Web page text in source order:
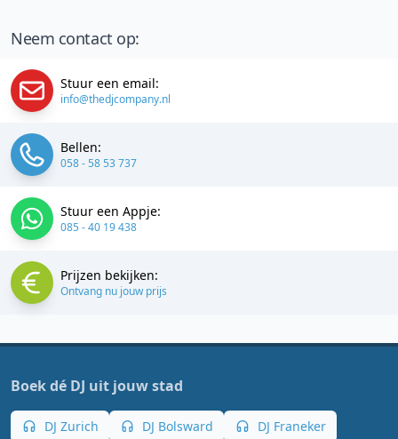
Neem contact op:
Stuur een email:
info@thedjcompany.nl
Bellen:
058 - 58 53 737
Stuur een Appje:
085 - 40 19 438
Prijzen bekijken:
Ontvang nu jouw prijs
Boek dé DJ uit jouw stad
DJ Zurich DJ Bolsward
DJ Franeker